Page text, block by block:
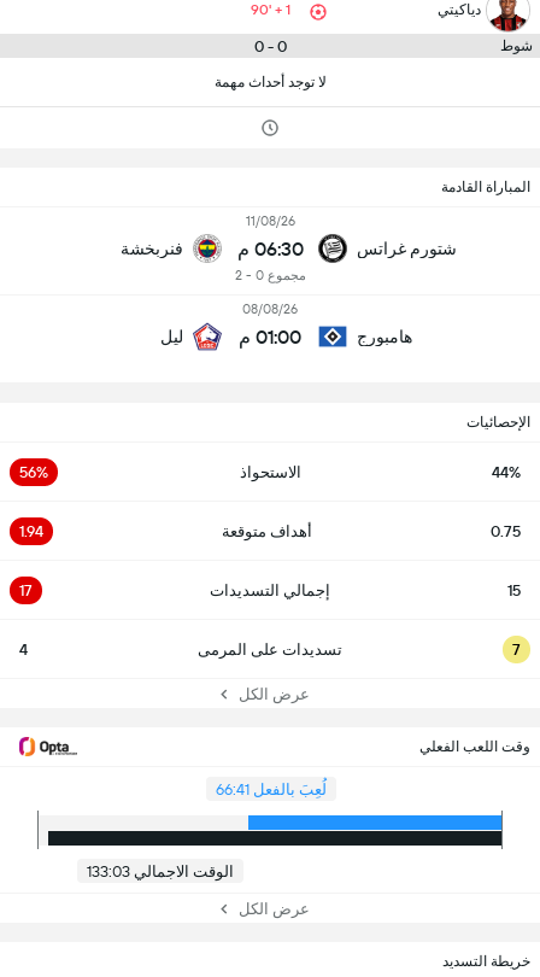
دياكيتي 90' + 1
شوط 0 - 0
لا توجد أحداث مهمة
المباراة القادمة
شتورم غراتس
11/08/26
06:30 م
مجموع 0 - 2
فنربخشة
هامبورج
08/08/26
01:00 م ليل
الإحصائيات
44% الاستحواذ 56%
0.75 أهداف متوقعة 1.94
15 إجمالي التسديدات 17
7 تسديدات على المرمى 4
عرض الكل
وقت اللعب الفعلي
لُعِبَ بالفعل 66:41
الوقت الاجمالي 133:03
عرض الكل
خريطة التسديد